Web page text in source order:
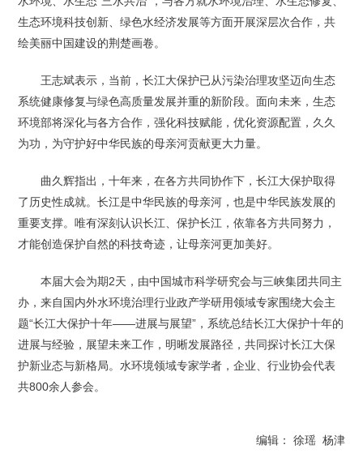
生态环境科技创新、绿色水经济发展等方面开展深层次合作，共
绘美丽中国建设的荆楚画卷。
王志斌表示，当前，长江大保护已从污染治理攻坚迈向生态
系统健康修复与绿色高质量发展并重的新阶段。面向未来，生态
环境部将深化与各方合作，强化科技赋能，优化资源配置，久久
为功，为守护好中华民族的母亲河贡献更大力量。
曲久辉指出，十年来，在各方共同协作下，长江大保护取得
了历史性成就。长江是中华民族的母亲河，也是中华民族发展的
重要支撑。唯有深刻认识长江、保护长江，依靠各方共同努力，
才能创造保护自然的科技奇迹，让母亲河更加美好。
本届大会为期2天，由中国城市科学研究会与三峡集团共同主
办，来自国内外水环境治理行业政产学研用领域专家围绕大会主
题“长江大保护十年——进展与展望”，系统总结长江大保护十年的
进展与经验，展望未来工作，明晰发展路径，共同探讨长江大保
护新业态与新格局。水环境领域专家学者，企业、行业协会代表
共800余人参会。
编辑： 徐瑶 杨津